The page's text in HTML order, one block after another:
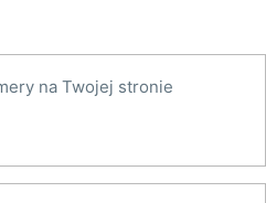
na Twojej stronie